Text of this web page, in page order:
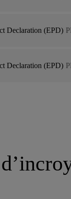
Declaration (EPD)
Declaration (EPD)